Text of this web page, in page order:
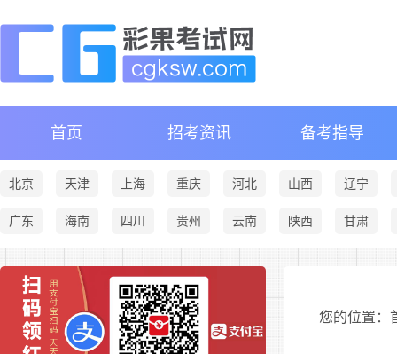
首页 招考资讯 备考指导
北京 天津 上海 重庆 河北 山西 辽宁
广东 海南 四川 贵州 云南 陕西 甘肃
您的位置：